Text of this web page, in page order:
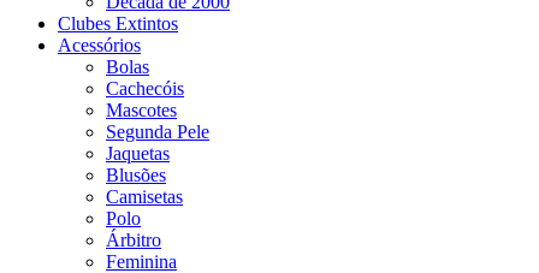
Clubes Extintos
Acessórios
Bolas
Cachecóis
Mascotes
Segunda Pele
Jaquetas
Blusões
Camisetas
Polo
Árbitro
Feminina